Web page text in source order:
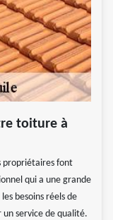
toiture à
propriétaires font
qui a une grande
besoins réels de
service de qualité.